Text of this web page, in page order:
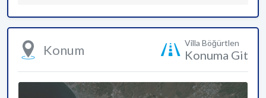
Konum Villa Böğürtlen
Konuma Git